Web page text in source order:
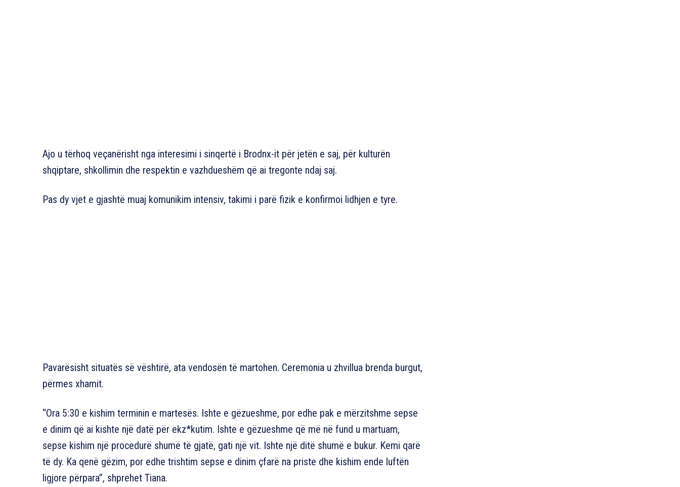
Ajo u tërhoq veçanërisht nga interesimi i sinqertë i Brodnx-it për jetën e saj, për kulturën
shqiptare, shkollimin dhe respektin e vazhdueshëm që ai tregonte ndaj saj.
Pas dy vjet e gjashtë muaj komunikim intensiv, takimi i parë fizik e konfirmoi lidhjen e tyre.
Pavarësisht situatës së vështirë, ata vendosën të martohen. Ceremonia u zhvillua brenda burgut,
përmes xhamit.
“Ora 5:30 e kishim terminin e martesës. Ishte e gëzueshme, por edhe pak e mërzitshme sepse
e dinim që ai kishte një datë për ekz*kutim. Ishte e gëzueshme që më në fund u martuam,
sepse kishim një procedurë shumë të gjatë, gati një vit. Ishte një ditë shumë e bukur. Kemi qarë
të dy. Ka qenë gëzim, por edhe trishtim sepse e dinim çfarë na priste dhe kishim ende luftën
ligjore përpara”, shprehet Tiana.